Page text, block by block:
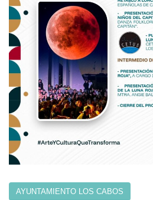
AYUNTAMIENTO LOS CABOS